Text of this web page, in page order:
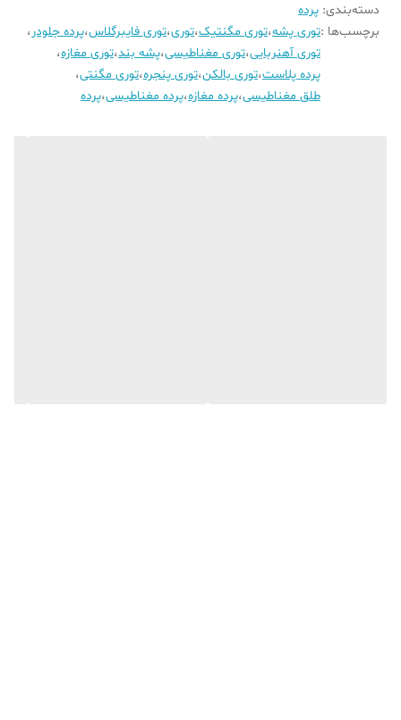
دسته‌بندی: پرده
برچسب‌ها :توری پشه،توری مگنتیک،توری،توری فایبرگلاس،پرده جلودر ،
توری آهنربایی،توری مغناطیسی،پشه بند،توری مغازه،
پرده پلاست،توری بالکن،توری پنجره،توری مگنتی،
طلق مغناطیسی،پرده مغازه،پرده مغناطیسی،پرده